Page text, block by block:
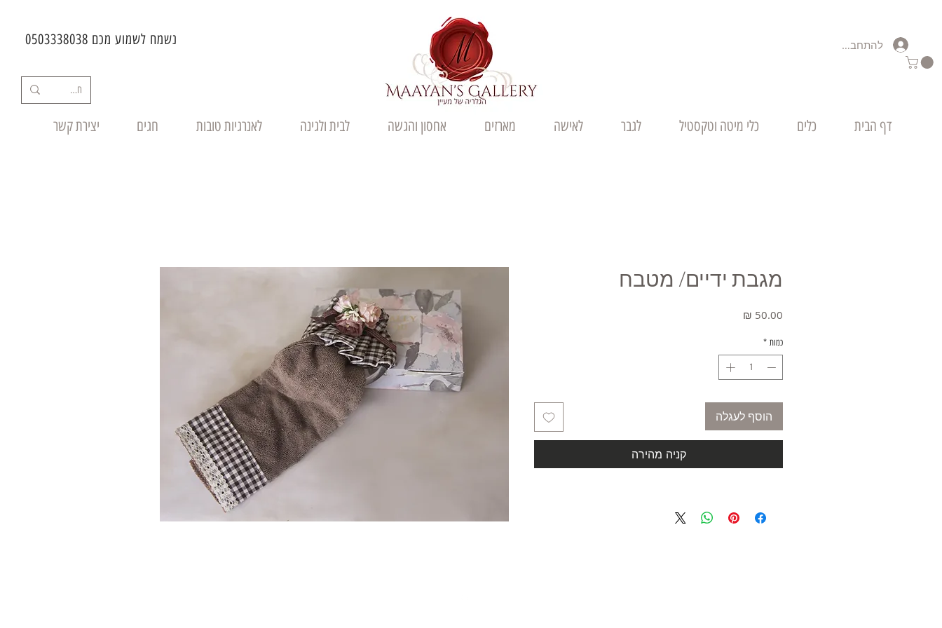
נשמח לשמוע מכם 0503338038 להתחברות
דף הבית כלים כלי מיטה וטקסטיל לגבר לאישה מארזים אחסון והגשה לבית ולגינה לאנרגיות טובות חגים יצירת קשר
מגבת ידיים/ מטבח
כמות *
הוסף לעגלה
קניה מהירה